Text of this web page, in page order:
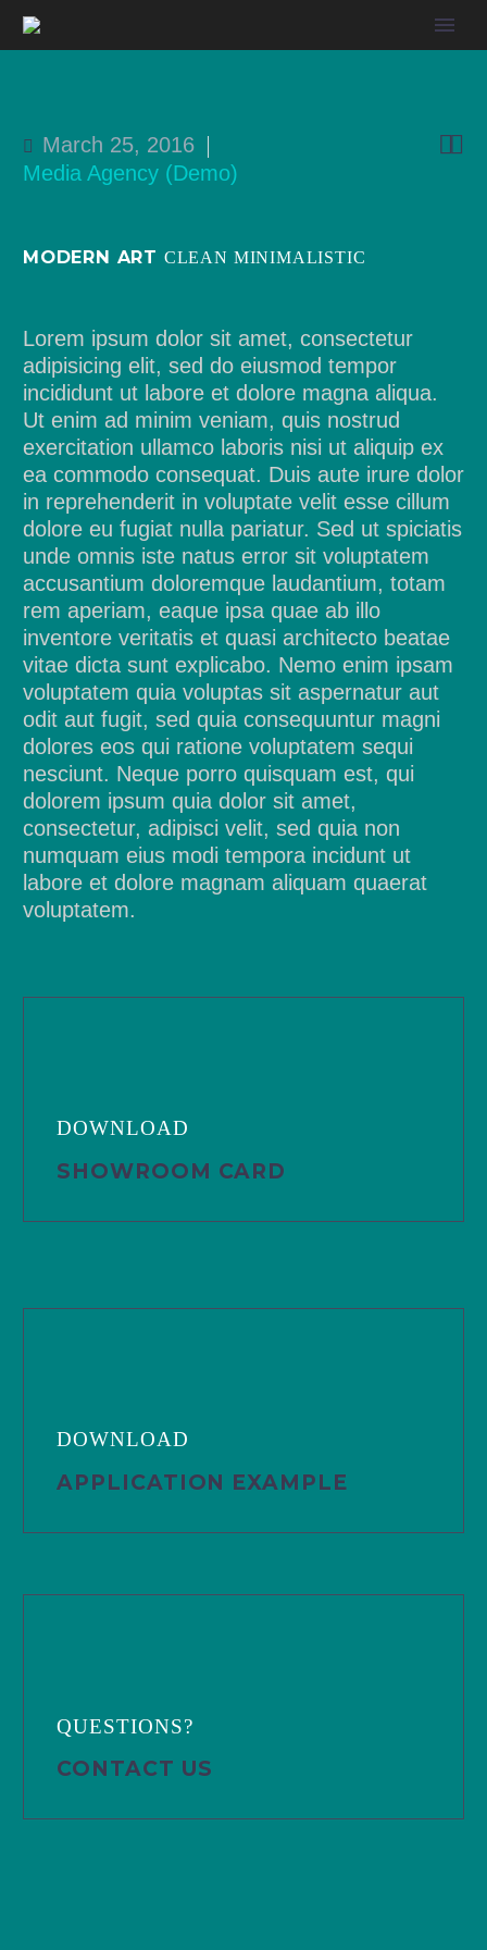

March 25, 2016
Media Agency (Demo)
MODERN ART CLEAN MINIMALISTIC
Lorem ipsum dolor sit amet, consectetur
adipisicing elit, sed do eiusmod tempor
incididunt ut labore et dolore magna aliqua.
Ut enim ad minim veniam, quis nostrud
exercitation ullamco laboris nisi ut aliquip ex
ea commodo consequat. Duis aute irure dolor
in reprehenderit in voluptate velit esse cillum
dolore eu fugiat nulla pariatur. Sed ut spiciatis
unde omnis iste natus error sit voluptatem
accusantium doloremque laudantium, totam
rem aperiam, eaque ipsa quae ab illo
inventore veritatis et quasi architecto beatae
vitae dicta sunt explicabo. Nemo enim ipsam
voluptatem quia voluptas sit aspernatur aut
odit aut fugit, sed quia consequuntur magni
dolores eos qui ratione voluptatem sequi
nesciunt. Neque porro quisquam est, qui
dolorem ipsum quia dolor sit amet,
consectetur, adipisci velit, sed quia non
numquam eius modi tempora incidunt ut
labore et dolore magnam aliquam quaerat
voluptatem.
DOWNLOAD
SHOWROOM CARD
DOWNLOAD
APPLICATION EXAMPLE
QUESTIONS?
CONTACT US